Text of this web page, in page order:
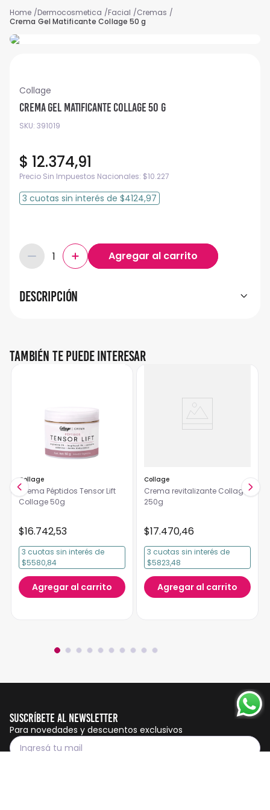
Dermocosmetica Facial
Cremas
Crema Gel Matificante Collage 50 g
Collage
Crema Gel Matificante Collage 50 g
SKU: 391019
$ 12.374,91
Precio Sin Impuestos Nacionales: $10.227
3 cuotas sin interés de $4124,97
Descripción
También te puede interesar
Collage
Crema Péptidos Tensor Lift
Collage 50g
$16.742,53
3 cuotas sin interés de
$5580,84
Agregar al carrito
Collage
Crema revitalizante Collage
250g
$17.470,46
3 cuotas sin interés de
$5823,48
Agregar al carrito
Suscríbete al Newsletter
Para novedades y descuentos exclusivos